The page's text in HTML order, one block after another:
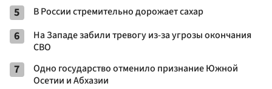
5 В России стремительно дорожает сахар
6
На Западе забили тревогу из-за угрозы окончания
СВО
7
Одно государство отменило признание Южной
Осетии и Абхазии